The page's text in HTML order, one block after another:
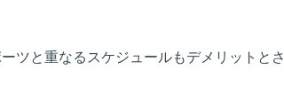
ツと重なるスケジュールもデメリットとさ